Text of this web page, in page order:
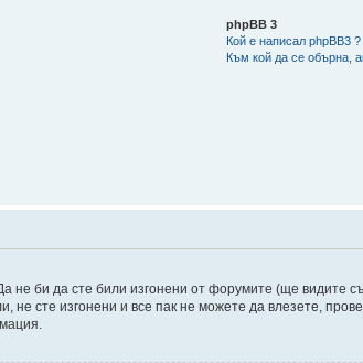
phpBB 3
Кой е написал phpBB3 ?
Към кой да се обърна,
не би да сте били изгонени от форумите (ще видите
не сте изгонени и все пак не можете да влезете,